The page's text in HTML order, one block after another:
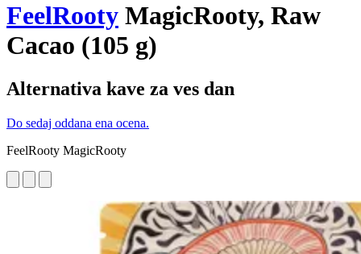
FeelRooty MagicRooty, Raw
Cacao (105 g)
Alternativa kave za ves dan
Do sedaj oddana ena ocena.
FeelRooty MagicRooty